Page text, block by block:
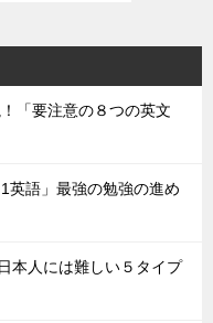
「要注意の８つの英文
英語」最強の勉強の進め
本人には難しい５タイプ